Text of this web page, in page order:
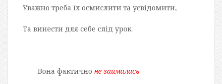
Уважно треба їх осмислити та усвідомити,
Та винести для себе слід урок.
Вона фактично не займалась